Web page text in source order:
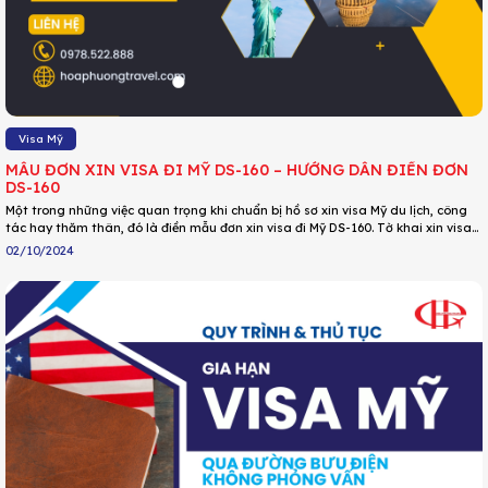
Visa Mỹ
MẪU ĐƠN XIN VISA ĐI MỸ DS-160 – HƯỚNG DẪN ĐIỀN ĐƠN
DS-160
Một trong những việc quan trọng khi chuẩn bị hồ sơ xin visa Mỹ du lịch, công
tác hay thăm thân, đó là điền mẫu đơn xin visa đi Mỹ DS-160. Tờ khai xin visa
Mỹ này quyết định phần lớn việc bạn được cấp hay bị rớt visa Mỹ. Do đó, bạn
cần hết sức thận trọng và điền tờ khai này theo đúng hướng dẫn trong bài viết
này của DU LỊCH HOA PHƯỢNG.
02/10/2024